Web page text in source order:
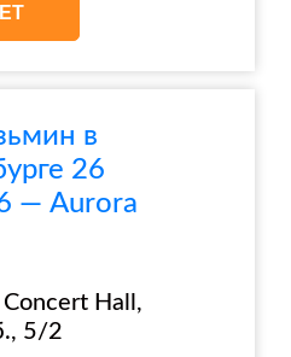
в
26
— Aurora
Hall,
5/2